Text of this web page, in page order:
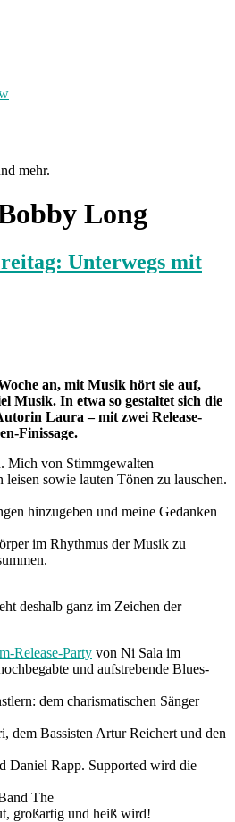
mehr.
Long
Unterwegs mit
an, mit Musik hört sie auf,
Musik. In etwa so gestaltet sich die
Laura – mit zwei Release-
Finissage.
Mich von Stimmgewalten
leisen sowie lauten Tönen zu lauschen.
hinzugeben und meine Gedanken
im Rhythmus der Musik zu
deshalb ganz im Zeichen der
Release-Party von Ni Sala im
und aufstrebende Blues-
dem charismatischen Sänger
dem Bassisten Artur Reichert und den
Daniel Rapp. Supported wird die
The
großartig und heiß wird!